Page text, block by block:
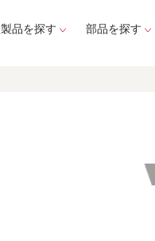
製品を探す 部品を探す